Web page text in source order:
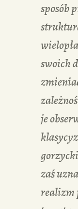
sposób
swoich
je
zaś
realizm